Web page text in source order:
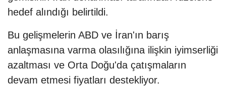
hedef alındığı belirtildi.
Bu gelişmelerin ABD ve İran'ın barış
anlaşmasına varma olasılığına ilişkin iyimserliği
azaltması ve Orta Doğu'da çatışmaların
devam etmesi fiyatları destekliyor.